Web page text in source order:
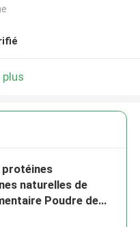
plus
protéines
naturelles de
Poudre de